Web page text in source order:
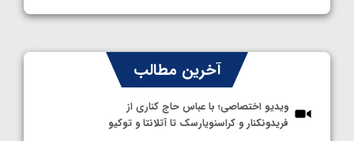
آخرین مطالب
ویدیو اختصاصی؛ با عباس حاج کناری از
فریدونکنار و کراسنویارسک تا آتلانتا و توکیو